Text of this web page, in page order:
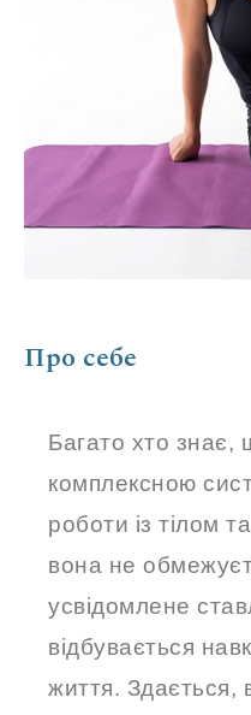
Про себе
Багато хто знає,
комплексною
роботи із тілом
вона не
усвідомлене
відбувається
життя. Здається,